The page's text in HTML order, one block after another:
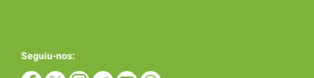
Seguiu-nos: